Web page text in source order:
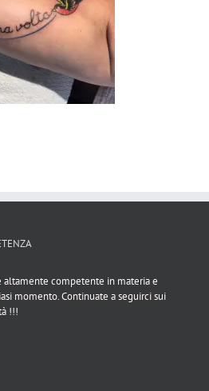
altamente competente in materia e
momento. Continuate a seguirci sui
!!!